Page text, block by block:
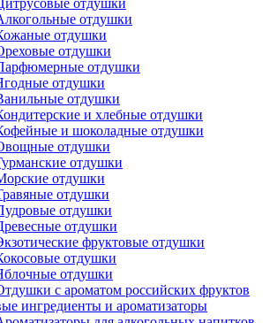
отдушки
отдушки
отдушки
отдушки
отдушки
отдушки
отдушки
и хлебные отдушки
и шоколадные отдушки
отдушки
отдушки
отдушки
отдушки
отдушки
отдушки
фруктовые отдушки
отдушки
отдушки
с ароматом российских фруктов
ингредиенты и ароматизаторы